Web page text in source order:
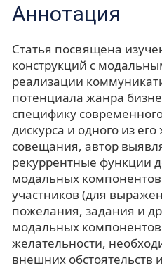
Аннотация
Статья посвящена
конструкций с
реализации
потенциала жанра
специфику
дискурса и одного из
совещания, автор
рекуррентные функции
модальных
участников (для
пожелания, задания и
модальных
желательности,
внешних обстоятельств